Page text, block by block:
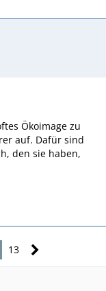
Ökoimage zu
auf. Dafür sind
den sie haben,
13